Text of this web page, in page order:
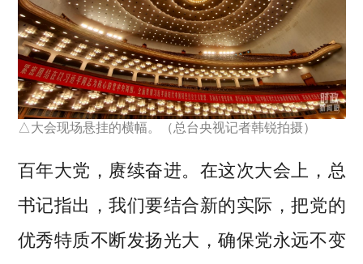
△大会现场悬挂的横幅。（总台央视记者韩锐拍摄）
百年大党，赓续奋进。在这次大会上，总
书记指出，我们要结合新的实际，把党的
优秀特质不断发扬光大，确保党永远不变